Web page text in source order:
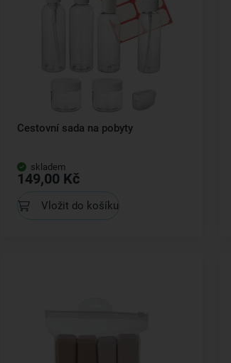
Cestovní sada na pobyty
skladem
149,00 Kč
Vložit do košíku